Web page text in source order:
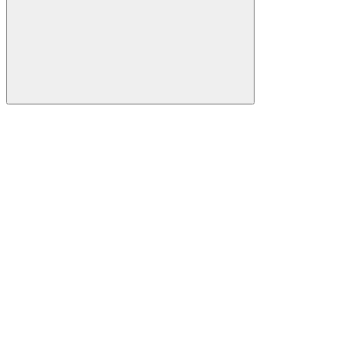
Buscar